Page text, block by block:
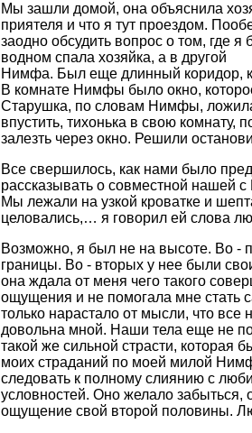
Мы зашли домой, она объяснила
приятеля и что я тут проездом.
заодно обсудить вопрос о том, где
водном спала хозяйка, а в другой
Нимфа. Был еще длинный коридор,
В комнате Нимфы было окно,
Старушка, по словам Нимфы,
впустить, тихонька в свою комнату,
залезть через окно. Решили
Все свершилось, как нами было
рассказывать о совместной нашей
Мы лежали на узкой кроватке и
целовались,… я говорил ей слова
Возможно, я был не на высоте. Во -
границы. Во - вторых у нее были
она ждала от меня чего такого
ощущения и не помогала мне стать
только нарастало от мысли, что все
довольна мной. Наши тела еще не
такой же сильной страсти, которая
моих страданий по моей милой
следовать к полному слиянию с
условностей. Оно желало забыться,
ощущение свой второй половины.